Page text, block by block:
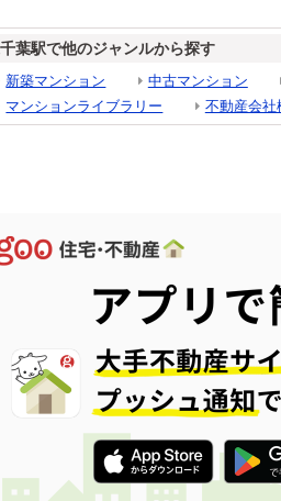
葉駅で他のジャンルから探す
新築マンション 中古マンション
マンションライブラリー
不動産会社